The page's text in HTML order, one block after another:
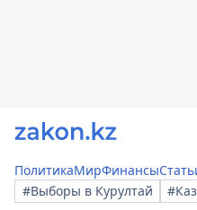
ПолитикаМирФинансы
#Выборы в Курултай